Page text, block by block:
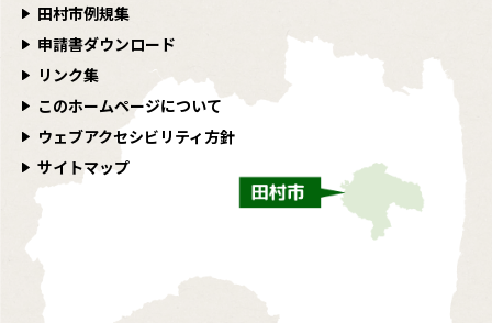
田村市例規集
申請書ダウンロード
リンク集
このホームページについて
ウェブアクセシビリティ方針
サイトマップ